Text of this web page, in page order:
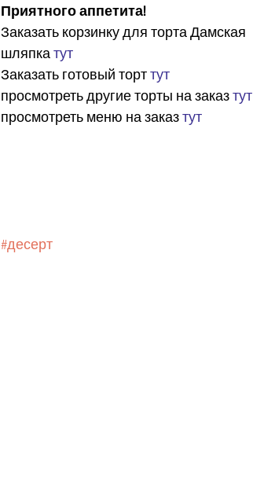
Приятного аппетита!
Заказать корзинку для торта Дамская
шляпка тут
Заказать готовый торт тут
просмотреть другие торты на заказ тут
просмотреть меню на заказ тут
#десерт